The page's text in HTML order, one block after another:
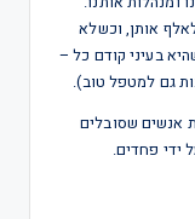
אותן, וכשלא
בעיני קודם כל –
גם למטפל טוב).
אנשים שסובלים
ידי פחדים.